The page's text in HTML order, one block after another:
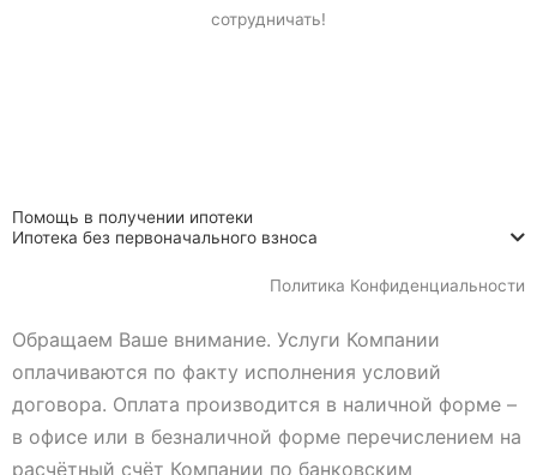
сотрудничать!
Помощь в получении ипотеки
Ипотека без первоначального взноса
Политика Конфиденциальности
Обращаем Ваше внимание. Услуги Компании
оплачиваются по факту исполнения условий
договора. Оплата производится в наличной форме –
в офисе или в безналичной форме перечислением на
расчётный счёт Компании по банковским